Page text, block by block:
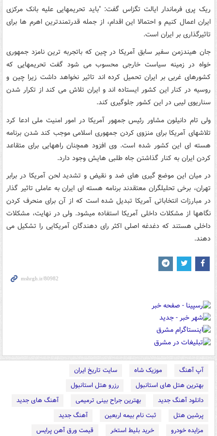
ریک پری فرماندار ایالت تگزاس گفت: "باید تحریمهایی علیه بانک مرکزی
ایران اعمال کنیم و احتمالا این اقدام، از جمله قدرتمندترین اهرم ها برای
تاثیرگذاری بر ایران است.
جان هیندزمن سفیر سابق آمریکا در چین که باتجربه ترین نامزد جمهوری
خواه در زمینه سیاست خارجی محسوب می شود گفت تحریمهایی که
کشورهای غربی بر ایران تحمیل کرده اند تاثیر نخواهد داشت زیرا چین و
روسیه در کنار این کشور ایستاده اند و ایران تلاش می کند از تکرار شدن
سناریوی لیبی در این کشور جلوگیری کند.
ولی تام دانیلون مشاور رئیس جمهور آمریکا در امور امنیت ملی ادعا کرد
تلاشهای آمریکا برای منزوی کردن جمهوری اسلامی موجب کند شدن برنامه
هسته ای این کشور شده است. وی افزود همچنان راههایی برای متقاعد
کردن ایران به کنار گذاشتن جاه طلبی هایش وجود دارد.
در میان این موضع گیری های ضد و نقیض و تشدید لحن آمریکا در برابر
تهران، برخی تحلیلگران معتقدند برنامه هسته ای ایران به عاملی تاثیر گذار
در مبارزات انتخاباتی آمریکا تبدیل شده است که از آن برای منحرف کردن
نگاهها از مشکلات داخلی آمریکا استفاده میشود. ولی در نهایت، مشکلات
داخلی هستند که دغدغه اصلی اکثر رای دهندگان آمریکایی را تشکیل می
دهند.
آپ آهنگ موزیک شاه
سایت تاریخ ایران
بهترین هتل های استانبول
رزرو هتل استانبول
دانلود آهنگ جدید
بهترین جراح بینی ترمیمی
آهنگ های جدید
پرشین هتل
ثبت نام بیمه اربعین
آهنگ جدید
مزایده خودرو
خرید بلیط استخر
قیمت ورق آهن پرایس